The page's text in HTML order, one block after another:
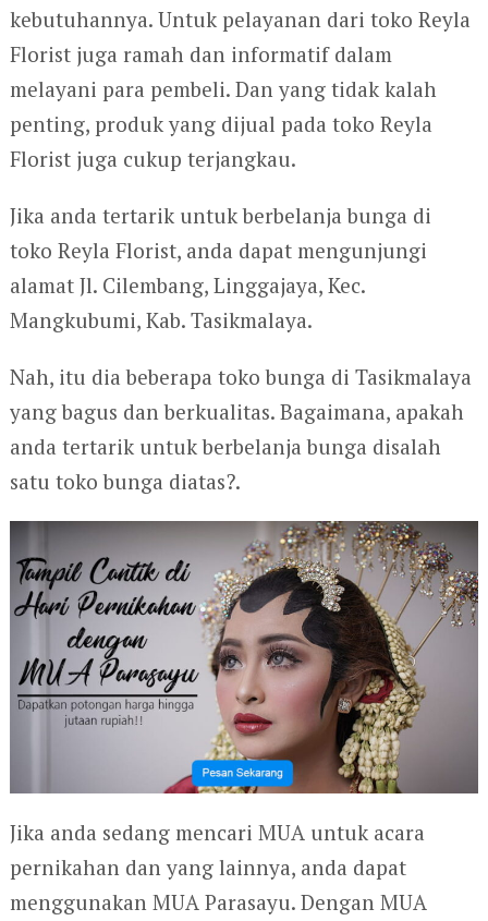
kebutuhannya. Untuk pelayanan dari toko Reyla
Florist juga ramah dan informatif dalam
melayani para pembeli. Dan yang tidak kalah
penting, produk yang dijual pada toko Reyla
Florist juga cukup terjangkau.
Jika anda tertarik untuk berbelanja bunga di
toko Reyla Florist, anda dapat mengunjungi
alamat Jl. Cilembang, Linggajaya, Kec.
Mangkubumi, Kab. Tasikmalaya.
Nah, itu dia beberapa toko bunga di Tasikmalaya
yang bagus dan berkualitas. Bagaimana, apakah
anda tertarik untuk berbelanja bunga disalah
satu toko bunga diatas?.
Jika anda sedang mencari MUA untuk acara
pernikahan dan yang lainnya, anda dapat
menggunakan MUA Parasayu. Dengan MUA